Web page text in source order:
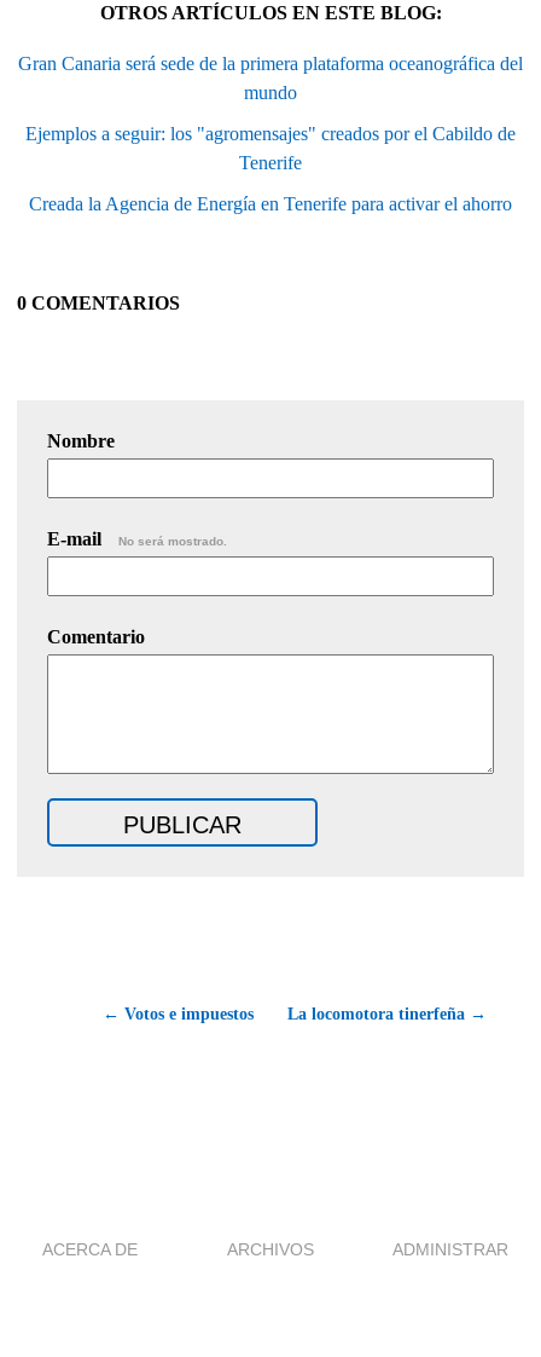
OTROS ARTÍCULOS EN ESTE BLOG:
Gran Canaria será sede de la primera plataforma oceanográfica del
mundo
Ejemplos a seguir: los "agromensajes" creados por el Cabildo de
Tenerife
Creada la Agencia de Energía en Tenerife para activar el ahorro
0 COMENTARIOS
Nombre
E-mail No será mostrado.
Comentario
← Votos e impuestos La locomotora tinerfeña →
ACERCA DE ARCHIVOS ADMINISTRAR